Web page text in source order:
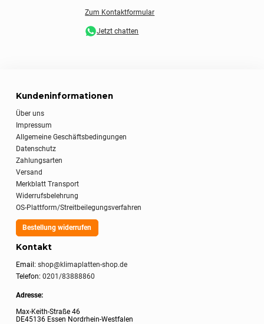
Zum Kontaktformular
Jetzt chatten
Kundeninformationen
Über uns
Impressum
Allgemeine Geschäftsbedingungen
Datenschutz
Zahlungsarten
Versand
Merkblatt Transport
Widerrufsbelehrung
OS-Plattform/Streitbeilegungsverfahren
Bestellung widerrufen
Kontakt
Email:shop@klimaplatten-shop.de
Telefon:0201/83888860
Adresse:
Max-Keith-Straße 46
DE45136 Essen Nordrhein-Westfalen